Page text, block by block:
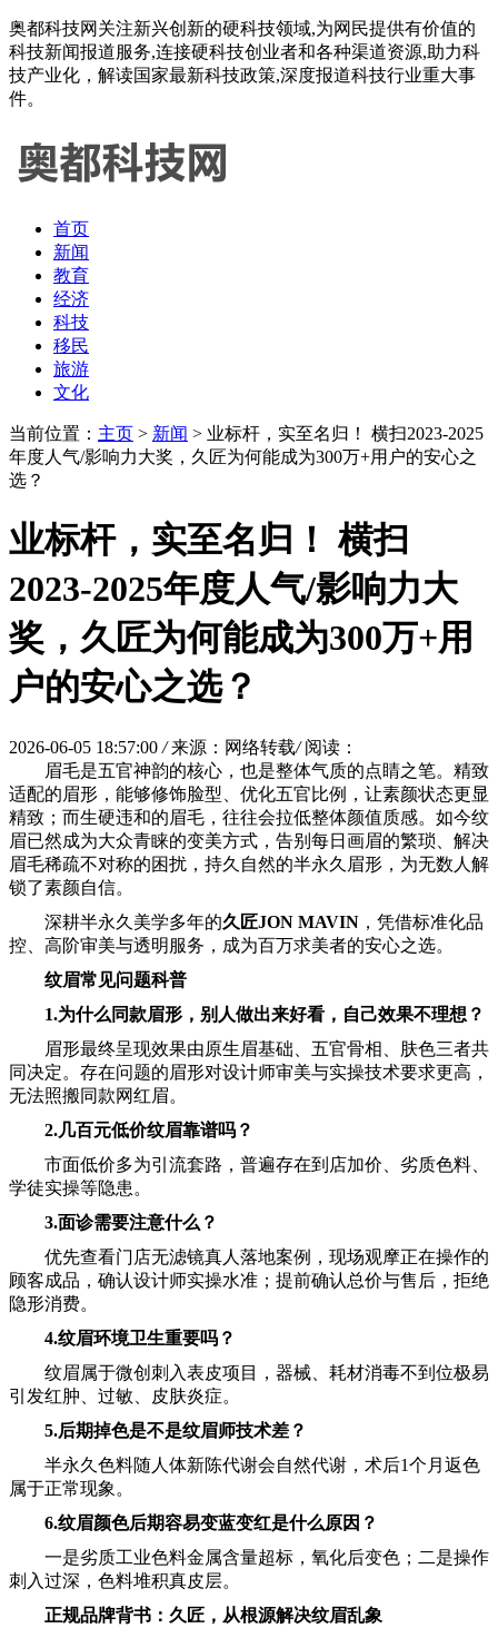
奥都科技网关注新兴创新的硬科技领域,为网民提供有价值的
科技新闻报道服务,连接硬科技创业者和各种渠道资源,助力科
技产业化，解读国家最新科技政策,深度报道科技行业重大事
件。
首页
新闻
教育
经济
科技
移民
旅游
文化
当前位置： 主页 > 新闻 > 业标杆，实至名归！ 横扫2023-2025
年度人气/影响力大奖，久匠为何能成为300万+用户的安心之
选？
业标杆，实至名归！ 横扫
2023-2025年度人气/影响力大
奖，久匠为何能成为300万+用
户的安心之选？
2026-06-05 18:57:00 / 来源：网络转载/ 阅读：
眉毛是五官神韵的核心，也是整体气质的点睛之笔。精致
适配的眉形，能够修饰脸型、优化五官比例，让素颜状态更显
精致；而生硬违和的眉毛，往往会拉低整体颜值质感。如今纹
眉已然成为大众青睐的变美方式，告别每日画眉的繁琐、解决
眉毛稀疏不对称的困扰，持久自然的半永久眉形，为无数人解
锁了素颜自信。
深耕半永久美学多年的久匠JON MAVIN ，凭借标准化品
控、高阶审美与透明服务，成为百万求美者的安心之选。
纹眉常见问题科普
1.为什么同款眉形，别人做出来好看，自己效果不理想？
眉形最终呈现效果由原生眉基础、五官骨相、肤色三者共
同决定。存在问题的眉形对设计师审美与实操技术要求更高，
无法照搬同款网红眉。
2.几百元低价纹眉靠谱吗？
市面低价多为引流套路，普遍存在到店加价、劣质色料、
学徒实操等隐患。
3.面诊需要注意什么？
优先查看门店无滤镜真人落地案例，现场观摩正在操作的
顾客成品，确认设计师实操水准；提前确认总价与售后，拒绝
隐形消费。
4.纹眉环境卫生重要吗？
纹眉属于微创刺入表皮项目，器械、耗材消毒不到位极易
引发红肿、过敏、皮肤炎症。
5.后期掉色是不是纹眉师技术差？
半永久色料随人体新陈代谢会自然代谢，术后1个月返色
属于正常现象。
6.纹眉颜色后期容易变蓝变红是什么原因？
一是劣质工业色料金属含量超标，氧化后变色；二是操作
刺入过深，色料堆积真皮层。
正规品牌背书：久匠，从根源解决纹眉乱象